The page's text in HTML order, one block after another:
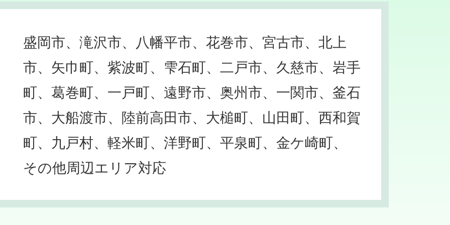
盛岡市、滝沢市、八幡平市、花巻市、宮古市、北上
市、矢巾町、紫波町、雫石町、二戸市、久慈市、岩手
町、葛巻町、一戸町、遠野市、奥州市、一関市、釜石
市、大船渡市、陸前高田市、大槌町、山田町、西和賀
町、九戸村、軽米町、洋野町、平泉町、金ケ崎町、
その他周辺エリア対応